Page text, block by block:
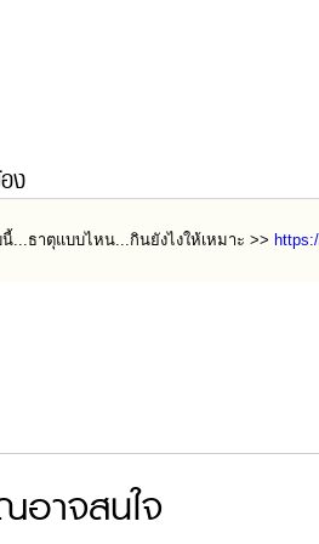
ง
...ธาตุแบบไหน...กินยังไงให้เหมาะ >>
อาจสนใจ